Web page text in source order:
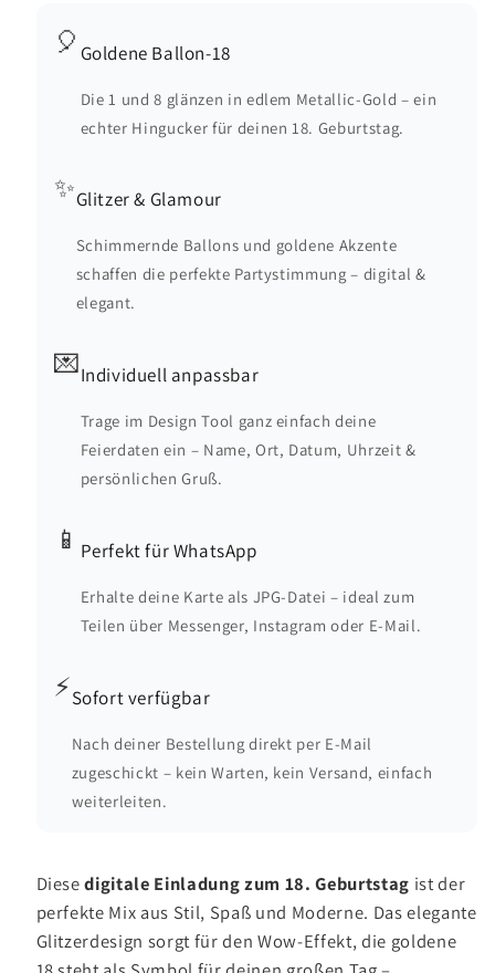
🎈 Goldene Ballon-18
Die 1 und 8 glänzen in edlem Metallic-Gold – ein
echter Hingucker für deinen 18. Geburtstag.
✨Glitzer & Glamour
Schimmernde Ballons und goldene Akzente
schaffen die perfekte Partystimmung – digital &
elegant.
💌Individuell anpassbar
Trage im Design Tool ganz einfach deine
Feierdaten ein – Name, Ort, Datum, Uhrzeit &
persönlichen Gruß.
📱 Perfekt für WhatsApp
Erhalte deine Karte als JPG-Datei – ideal zum
Teilen über Messenger, Instagram oder E-Mail.
⚡Sofort verfügbar
Nach deiner Bestellung direkt per E-Mail
zugeschickt – kein Warten, kein Versand, einfach
weiterleiten.
Diesedigitale Einladung zum 18. Geburtstag ist der
perfekte Mix aus Stil, Spaß und Moderne. Das elegante
Glitzerdesign sorgt für den Wow-Effekt, die goldene